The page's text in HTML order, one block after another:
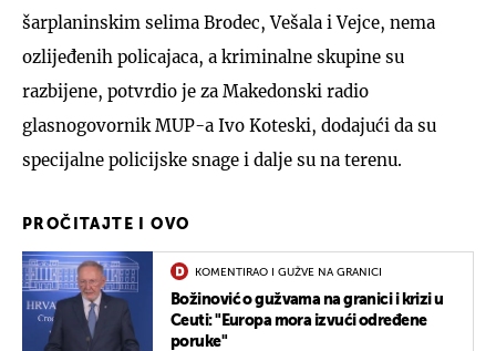
šarplaninskim selima Brodec, Vešala i Vejce, nema
ozlijeđenih policajaca, a kriminalne skupine su
razbijene, potvrdio je za Makedonski radio
glasnogovornik MUP-a Ivo Koteski, dodajući da su
specijalne policijske snage i dalje su na terenu.
PROČITAJTE I OVO
KOMENTIRAO I GUŽVE NA GRANICI
Božinović o gužvama na granici i krizi u
Ceuti: "Europa mora izvući određene
poruke"